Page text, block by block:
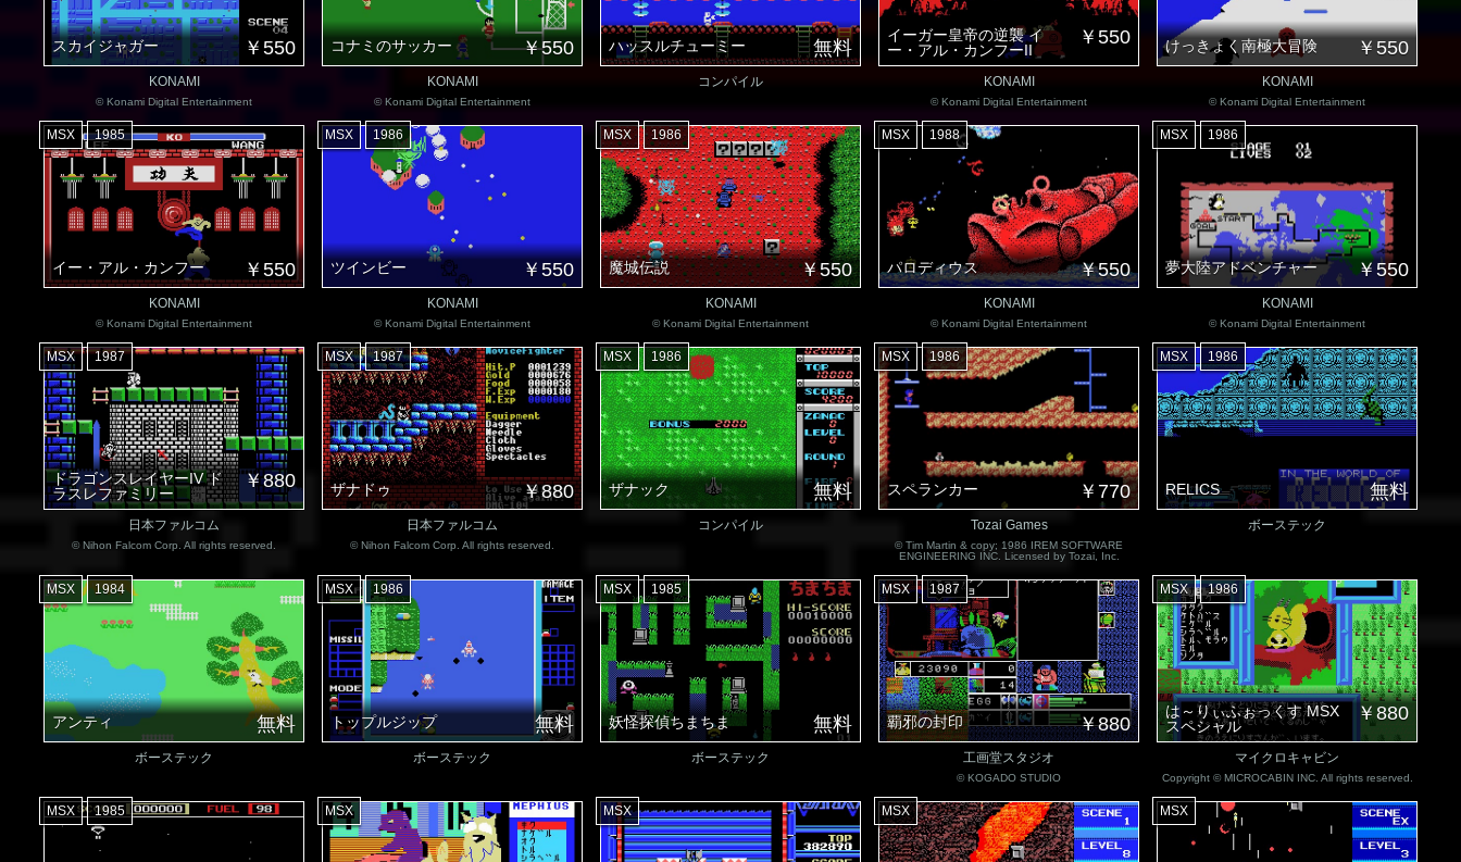
スカイジャガー ￥550
KONAMI
© Konami Digital Entertainment
コナミのサッカー ￥550
KONAMI
© Konami Digital Entertainment
ハッスルチューミー 無料
コンパイル
イーガー皇帝の逆襲 イ
ー・アル・カンフーII
￥550
KONAMI
© Konami Digital Entertainment
けっきょく南極大冒険 ￥550
KONAMI
© Konami Digital Entertainment
イー・アル・カンフー ￥550
MSX 1985
KONAMI
© Konami Digital Entertainment
ツインビー ￥550
MSX 1986
KONAMI
© Konami Digital Entertainment
魔城伝説 ￥550
MSX 1986
KONAMI
© Konami Digital Entertainment
パロディウス ￥550
MSX 1988
KONAMI
© Konami Digital Entertainment
夢大陸アドベンチャー ￥550
MSX 1986
KONAMI
© Konami Digital Entertainment
ドラゴンスレイヤーIV ド
ラスレファミリー
￥880
MSX 1987
日本ファルコム
© Nihon Falcom Corp. All rights reserved.
ザナドゥ ￥880
MSX 1987
日本ファルコム
© Nihon Falcom Corp. All rights reserved.
ザナック 無料
MSX 1986
コンパイル
スペランカー ￥770
MSX 1986
Tozai Games
© Tim Martin & copy; 1986 IREM SOFTWARE
ENGINEERING INC. Licensed by Tozai, Inc.
RELICS 無料
MSX 1986
ボーステック
アンティ 無料
MSX 1984
ボーステック
トップルジップ 無料
MSX 1986
ボーステック
妖怪探偵ちまちま 無料
MSX 1985
ボーステック
覇邪の封印 ￥880
MSX 1987
工画堂スタジオ
© KOGADO STUDIO
は～りぃふぉっくす MSX
スペシャル
￥880
MSX 1986
マイクロキャビン
Copyright © MICROCABIN INC. All rights reserved.
MSX 1985 MSX MSX MSX MSX